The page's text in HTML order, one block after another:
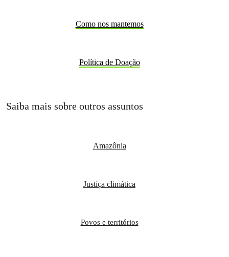
Como nos mantemos
Política de Doação
Saiba mais sobre outros assuntos
Amazônia
Justiça climática
Povos e territórios